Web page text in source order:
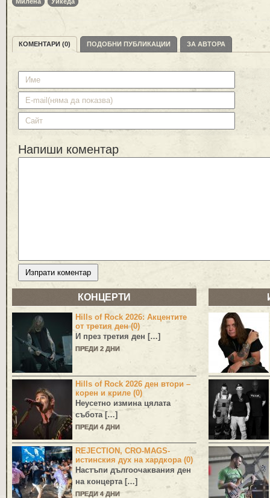
КОМЕНТАРИ (0) ПОДОБНИ ПУБЛИКАЦИИ ЗА АВТОРА
Напиши коментар
КОНЦЕРТИ
Hills of Rock 2026: Акцентите
от третия ден (0)
И през третия ден […]
ПРЕДИ 2 ДНИ
Hills of Rock 2026 ден втори –
корен и криле (0)
Неусетно измина цялата
събота […]
ПРЕДИ 4 ДНИ
REJECTION, CRO-MAGS-
истинския дух на хардкора (0)
Настъпи дългоочаквания ден
на концерта […]
ПРЕДИ 4 ДНИ